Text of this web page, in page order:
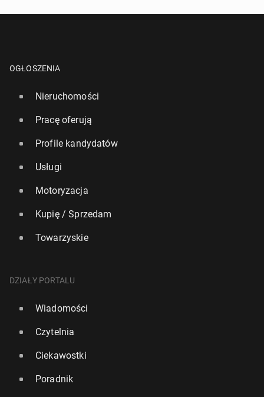
OGŁOSZENIA
Nieruchomości
Pracę oferują
Profile kandydatów
Usługi
Motoryzacja
Kupię / Sprzedam
Towarzyskie
DZIAŁY PORTALU
Wiadomości
Czytelnia
Ciekawostki
Poradnik